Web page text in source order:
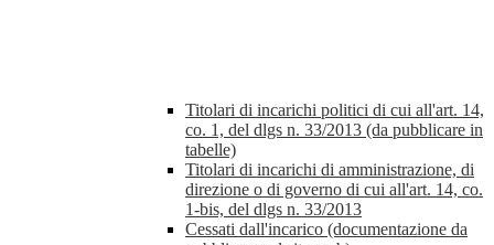
Titolari di incarichi politici di cui all'art. 14,
co. 1, del dlgs n. 33/2013 (da pubblicare in
tabelle)
Titolari di incarichi di amministrazione, di
direzione o di governo di cui all'art. 14, co.
1-bis, del dlgs n. 33/2013
Cessati dall'incarico (documentazione da